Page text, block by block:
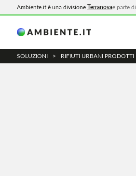
Ambiente.it è una divisione Terranovae parte di
SOLUZIONI > RIFIUTI URBANI PRODOTTI